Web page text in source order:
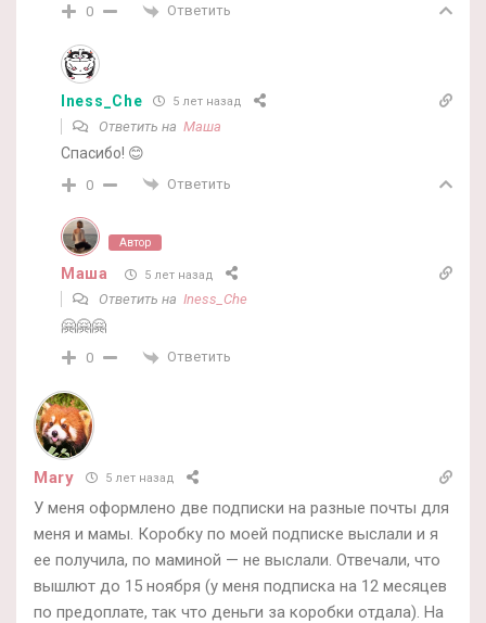
0 Ответить
Iness_Che 5 лет назад
Ответить на Маша
Спасибо! 😊
0 Ответить
Автор
Маша 5 лет назад
Ответить на Iness_Che
🤗🤗🤗
0 Ответить
Mary 5 лет назад
У меня оформлено две подписки на разные почты для
меня и мамы. Коробку по моей подписке выслали и я
ее получила, по маминой — не выслали. Отвечали, что
вышлют до 15 ноября (у меня подписка на 12 месяцев
по предоплате, так что деньги за коробки отдала). На